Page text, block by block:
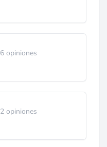
6 opiniones
2 opiniones